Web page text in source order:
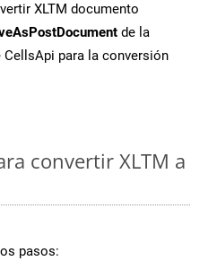
XLTM documento
de la
para la conversión
convertir XLTM a
pasos: